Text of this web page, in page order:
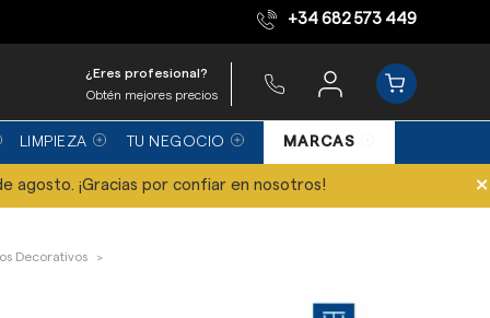
Equipo de expertos +34 682 573 449
¿Eres profesional?
Obtén mejores precios
LIMPIEZA TU NEGOCIO MARCAS
agosto. ¡Gracias por confiar en nosotros! ×
Decorativos